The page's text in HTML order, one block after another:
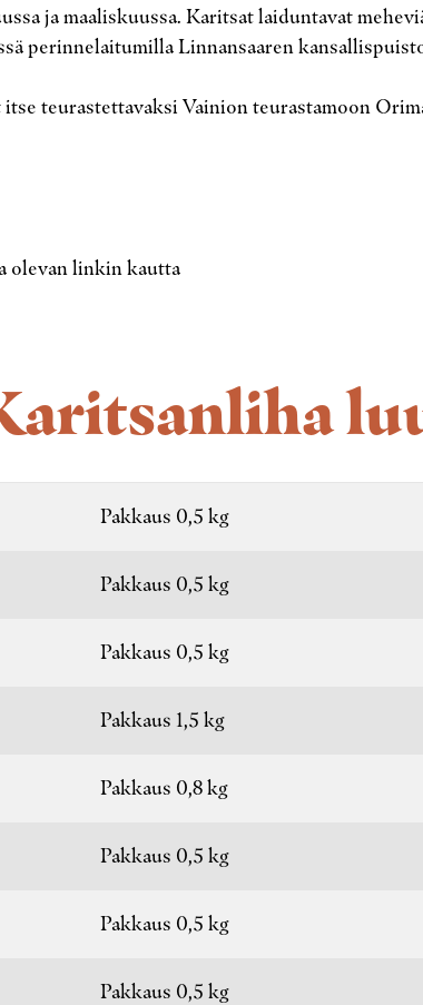
ja maaliskuussa. Karitsat laiduntavat
perinnelaitumilla Linnansaaren
teurastettavaksi Vainion teurastamoon
olevan linkin kautta
Pakkaus 0,5 kg
Pakkaus 0,5 kg
Pakkaus 0,5 kg
Pakkaus 1,5 kg
Pakkaus 0,8 kg
Pakkaus 0,5 kg
Pakkaus 0,5 kg
Pakkaus 0,5 kg